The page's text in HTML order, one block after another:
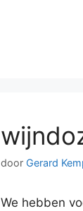
door Gerard
We hebben